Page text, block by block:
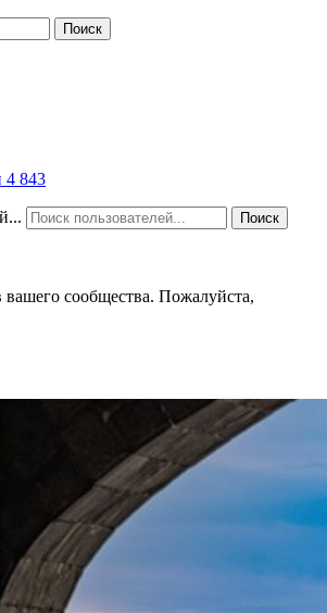
4 843
Поиск
вашего сообщества. Пожалуйста,